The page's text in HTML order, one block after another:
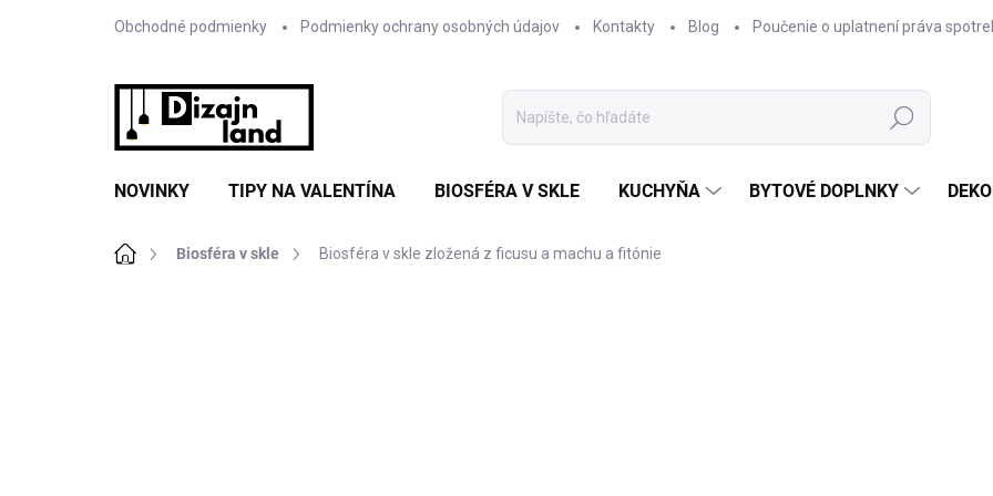
Obchodné podmienky Podmienky ochrany osobných údajov Kontakty Blog Poučenie o uplatnení práva
Hľadať
NOVINKY TIPY NA VALENTÍNA BIOSFÉRA V SKLE KUCHYŇA BYTOVÉ DOPLNKY
DomovBiosféra v skle Biosféra v skle zložená z ficusu a machu a fitónie